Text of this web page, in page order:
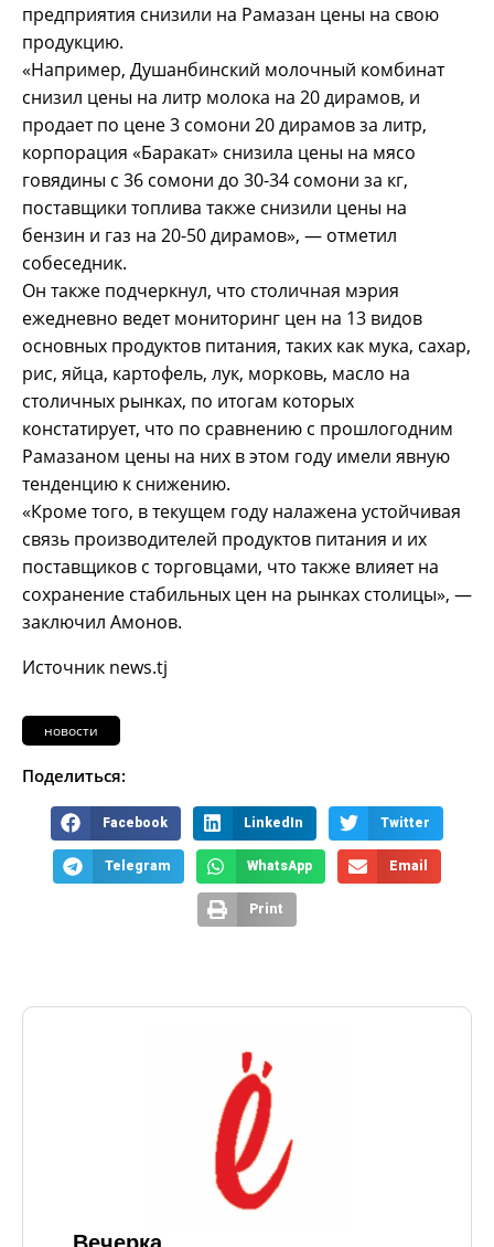
предприятия снизили на Рамазан цены на свою
продукцию.
«Например, Душанбинский молочный комбинат
снизил цены на литр молока на 20 дирамов, и
продает по цене 3 сомони 20 дирамов за литр,
корпорация «Баракат» снизила цены на мясо
говядины с 36 сомони до 30-34 сомони за кг,
поставщики топлива также снизили цены на
бензин и газ на 20-50 дирамов», — отметил
собеседник.
Он также подчеркнул, что столичная мэрия
ежедневно ведет мониторинг цен на 13 видов
основных продуктов питания, таких как мука, сахар,
рис, яйца, картофель, лук, морковь, масло на
столичных рынках, по итогам которых
констатирует, что по сравнению с прошлогодним
Рамазаном цены на них в этом году имели явную
тенденцию к снижению.
«Кроме того, в текущем году налажена устойчивая
связь производителей продуктов питания и их
поставщиков с торговцами, что также влияет на
сохранение стабильных цен на рынках столицы», —
заключил Амонов.
Источник news.tj
новости
Поделиться:
Facebook LinkedIn Twitter
Telegram WhatsApp Email
Print